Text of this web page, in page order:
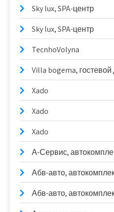
Sky lux, SPA-центр
Sky lux, SPA-центр
TecnhoVolyna
Villa bogema,
Xado
Xado
Xado
А-Сервис,
Абв-авто,
Абв-авто,